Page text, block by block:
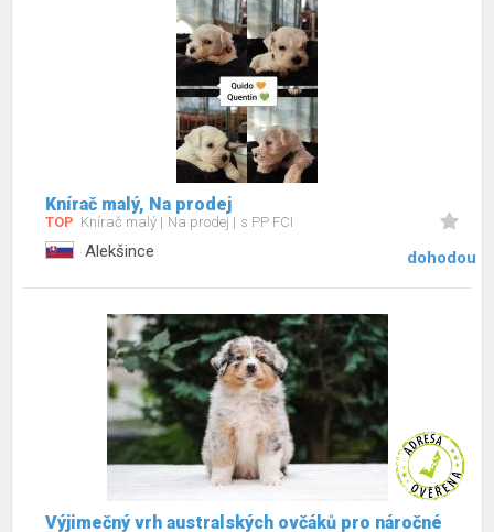
Knírač malý, Na prodej
TOP Knírač malý Na prodej s PP FCI
Alekšince dohodou
Výjimečný vrh australských ovčáků pro náročné